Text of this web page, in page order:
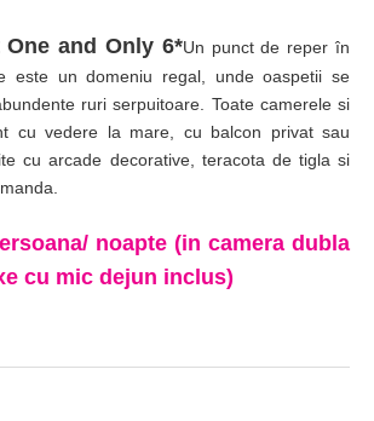
One and Only 6*Un punct de reper în
este un domeniu regal, unde oaspetii se
ruri serpuitoare. Toate camerele si
cu vedere la mare, cu balcon privat sau
cu arcade decorative, teracota de tigla si
noapte (in camera dubla
cu mic dejun inclus)